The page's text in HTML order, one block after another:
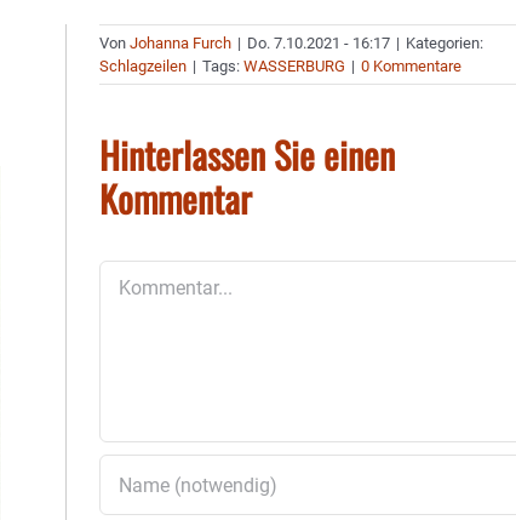
VonJohanna Furch | Do. 7.10.2021 - 16:17 | Kategorien:
Schlagzeilen | Tags:WASSERBURG | 0 Kommentare
Hinterlassen Sie einen
Kommentar